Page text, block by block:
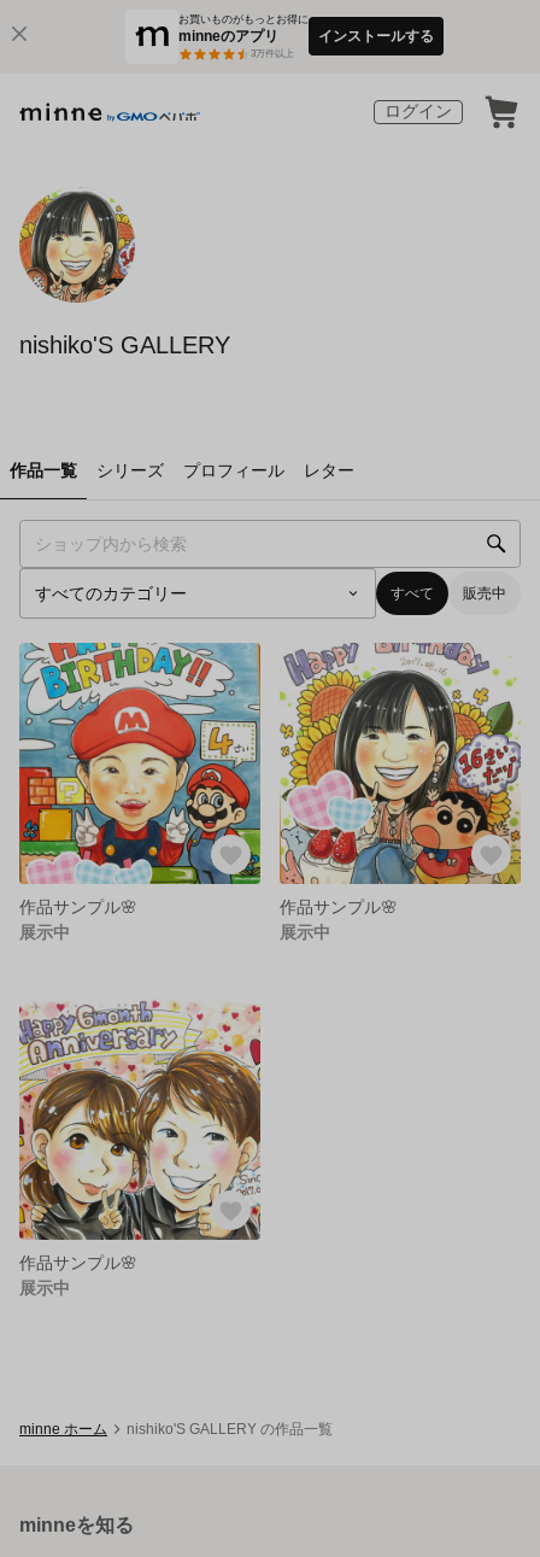
お買いものがもっとお得に
minneのアプリ
3万件以上
インストールする
ログイン
nishiko'S GALLERY
作品一覧 シリーズ プロフィール レター
すべて 販売中
作品サンプル🌸
展示中
作品サンプル🌸
展示中
作品サンプル🌸
展示中
minne ホーム nishiko'S GALLERY の作品一覧
minneを知る